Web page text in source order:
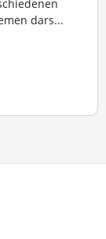
dars...